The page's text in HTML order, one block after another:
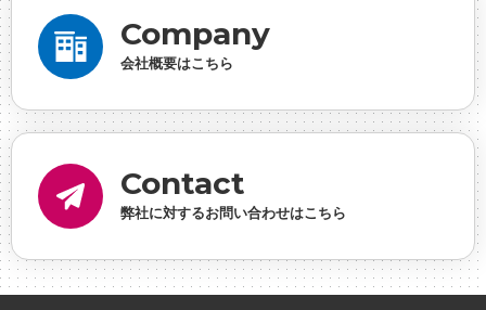
ラム愛
事業実績
#事業紹介 #仕事紹介
#休業日
らん
#健康企業宣言 #健康優良法人 #入社式
#
理・ゲームPM
#勉強会
に理解した
#採用
#採用向け #新卒 #新卒採用
#歓迎会
Company
会社概要はこちら
Contact
弊社に対するお問い合わせはこちら